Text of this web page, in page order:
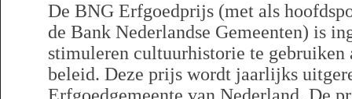
De BNG Erfgoedprijs (met als
de Bank Nederlandse Gemeenten) is
stimuleren cultuurhistorie te gebruiken
beleid. Deze prijs wordt jaarlijks